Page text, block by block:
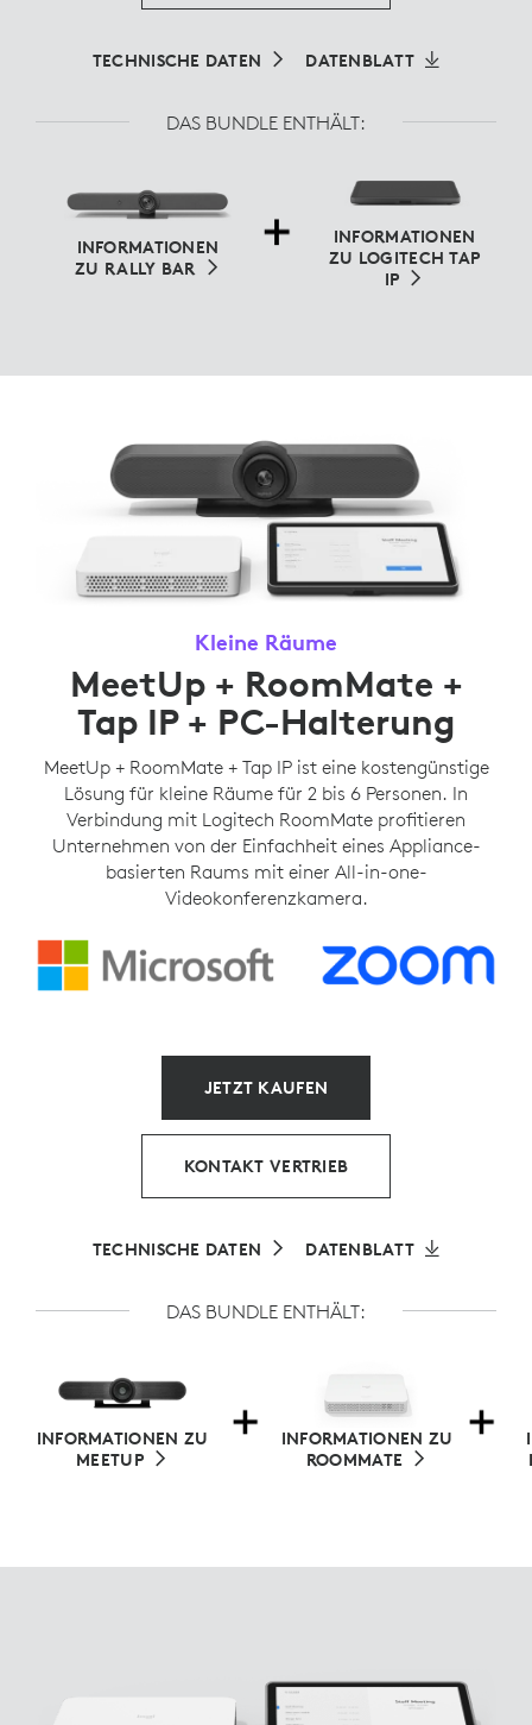
TECHNISCHE DATEN DATENBLATT
DAS BUNDLE ENTHÄLT:
INFORMATIONEN
ZU RALLY BAR
INFORMATIONEN
ZU LOGITECH TAP
IP
Kleine Räume
MeetUp + RoomMate +
Tap IP + PC-Halterung
MeetUp + RoomMate + Tap IP ist eine kostengünstige
Lösung für kleine Räume für 2 bis 6 Personen. In
Verbindung mit Logitech RoomMate profitieren
Unternehmen von der Einfachheit eines Appliance-
basierten Raums mit einer All-in-one-
Videokonferenzkamera.
JETZT KAUFEN
KONTAKT VERTRIEB
TECHNISCHE DATEN DATENBLATT
DAS BUNDLE ENTHÄLT:
INFORMATIONEN ZU
MEETUP
INFORMATIONEN ZU
ROOMMATE